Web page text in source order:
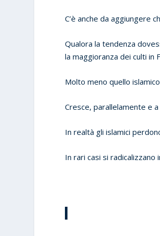
C’è anche da aggiungere
Qualora la tendenza
la maggioranza dei culti in
Molto meno quello
Cresce, parallelamente e
In realtà gli islamici
In rari casi si